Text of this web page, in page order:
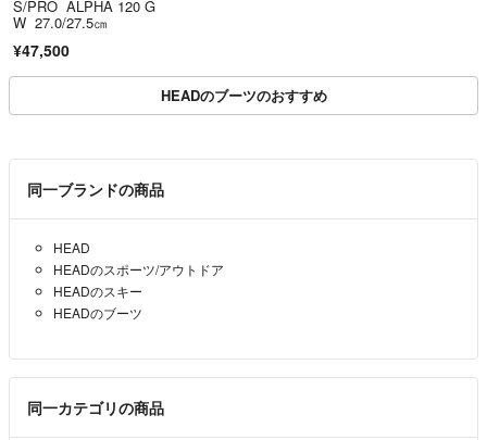
S/PRO ALPHA 120 G
W 27.0/27.5㎝
¥47,500
HEADのブーツのおすすめ
同一ブランドの商品
HEAD
HEADのスポーツ/アウトドア
HEADのスキー
HEADのブーツ
同一カテゴリの商品